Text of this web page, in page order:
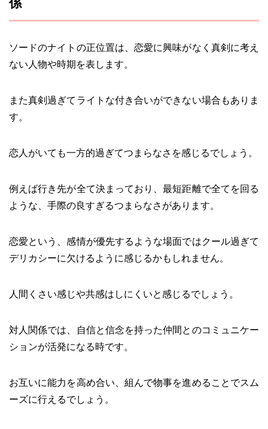
ソードのナイトの正位置は、恋愛に興味がなく真剣に考え
ない人物や時期を表します。
また真剣過ぎてライトな付き合いができない場合もありま
す。
恋人がいても一方的過ぎてつまらなさを感じるでしょう。
例えば行き先が全て決まっており、最短距離で全てを回る
ような、手際の良すぎるつまらなさがあります。
恋愛という、感情が優先するような場面ではクール過ぎて
デリカシーに欠けるように感じるかもしれません。
人間くさい感じや共感はしにくいと感じるでしょう。
対人関係では、自信と信念を持った仲間とのコミュニケー
ションが活発になる時です。
お互いに能力を高め合い、組んで物事を進めることでスム
ーズに行えるでしょう。